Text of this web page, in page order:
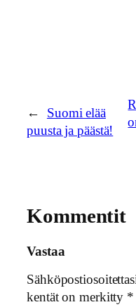
←
Suomi elää
puusta ja päästä!
Kommentit
Vastaa
kentät on merkitty *